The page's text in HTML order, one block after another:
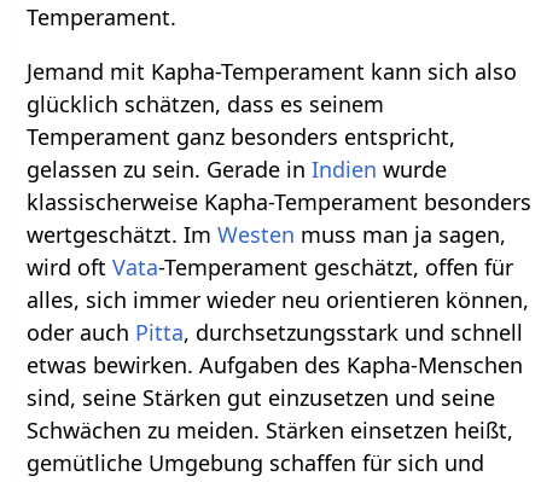
Temperament.
Jemand mit Kapha-Temperament kann sich also
glücklich schätzen, dass es seinem
Temperament ganz besonders entspricht,
gelassen zu sein. Gerade inIndien wurde
klassischerweise Kapha-Temperament besonders
wertgeschätzt. ImWesten muss man ja sagen,
wird oftVata-Temperament geschätzt, offen für
alles, sich immer wieder neu orientieren können,
oder auch Pitta, durchsetzungsstark und schnell
etwas bewirken. Aufgaben des Kapha-Menschen
sind, seine Stärken gut einzusetzen und seine
Schwächen zu meiden. Stärken einsetzen heißt,
gemütliche Umgebung schaffen für sich und